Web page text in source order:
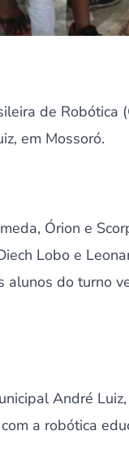
de Robótica
em Mossoró.
Órion e
Lobo e
do turno
André
a robótica